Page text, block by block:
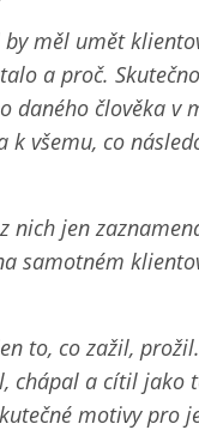
měl umět
a proč.
daného člověka v
k všemu, co
nich jen
samotném
to, co zažil,
chápal a cítil jako
motivy pro